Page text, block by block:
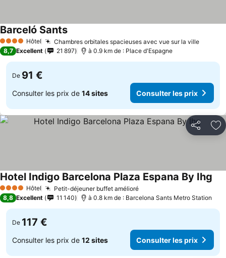
4 Étoiles Hôtel Chambres orbitales spacieuses avec vue sur la ville
Barceló Sants
8,7 Excellent 21 897 à 0.9 km de : Place d'Espagne
De 91 €
Consulter les prix de 14 sites Consulter les prix
Partager
4 Étoiles Hôtel Petit-déjeuner buffet amélioré
Hotel Indigo Barcelona Plaza Espana By Ihg
8,8 Excellent 11 140 à 0.8 km de : Barcelona Sants Metro Station
De 117 €
Consulter les prix de 12 sites Consulter les prix